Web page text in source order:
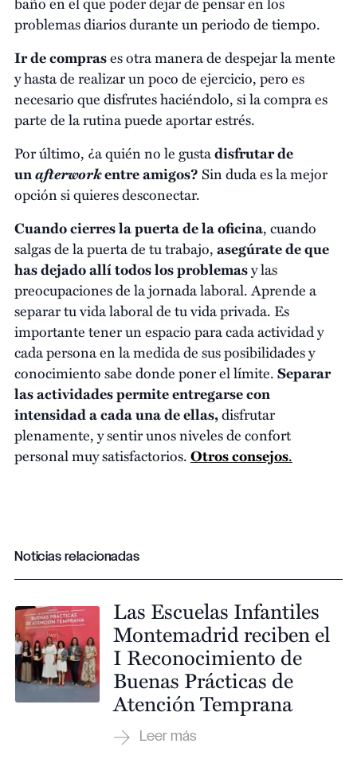
problemas diarios durante un periodo de tiempo.
Ir de comprases otra manera de despejar la mente
y hasta de realizar un poco de ejercicio, pero es
necesario que disfrutes haciéndolo, si la compra es
parte de la rutina puede aportar estrés.
Por último, ¿a quién no le gustadisfrutar de
unafterworkentre amigos?Sin duda es la mejor
opción si quieres desconectar.
Cuando cierres la puerta de la oficina, cuando
salgas de la puerta de tu trabajo,asegúrate de que
has dejado allí todos los problemasy las
preocupaciones de la jornada laboral. Aprende a
separar tu vida laboral de tu vida privada. Es
importante tener un espacio para cada actividad y
cada persona en la medida de sus posibilidades y
conocimiento sabe donde poner el límite.Separar
las actividades permite entregarse con
intensidad a cada una de ellas,disfrutar
plenamente, y sentir unos niveles de confort
personal muy satisfactorios.Otros consejos.
Noticias relacionadas
Las Escuelas Infantiles
Montemadrid reciben el
I Reconocimiento de
Buenas Prácticas de
Atención Temprana